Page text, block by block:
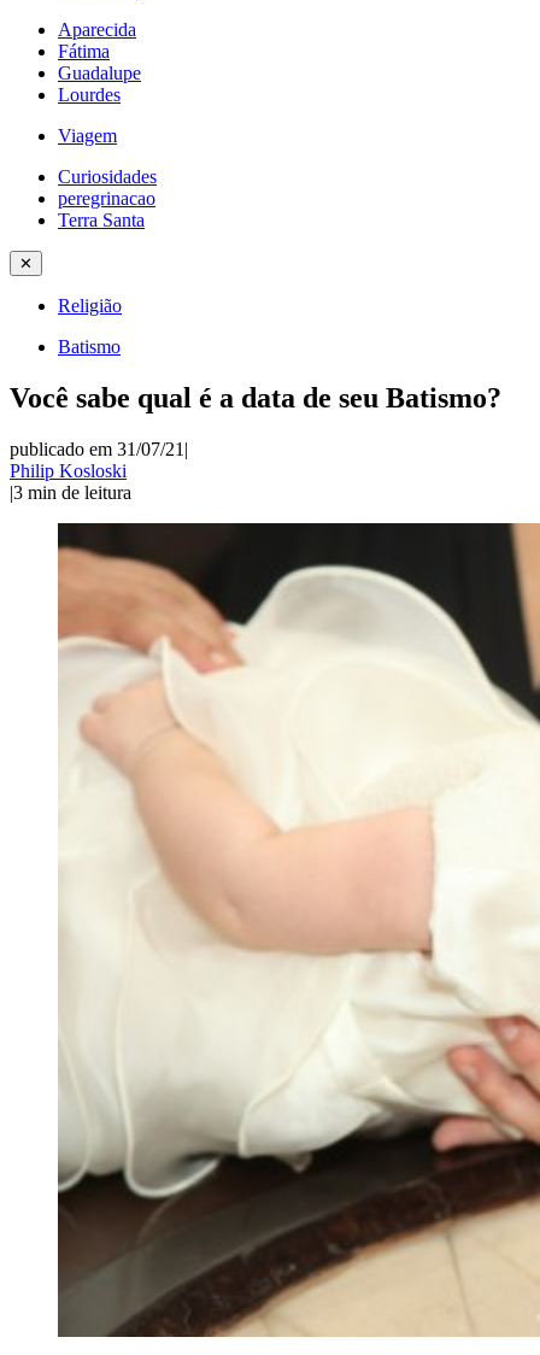
Aparecida
Fátima
Guadalupe
Lourdes
Viagem
Curiosidades
peregrinacao
Terra Santa
✕
Religião
Batismo
Você sabe qual é a data de seu Batismo?
publicado em 31/07/21 |
Philip Kosloski
|3 min de leitura